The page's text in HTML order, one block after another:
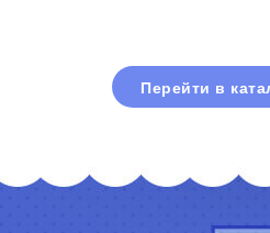
Перейти в